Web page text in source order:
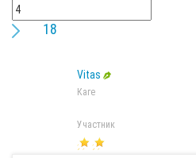
18
Vitas
Каге
Участник